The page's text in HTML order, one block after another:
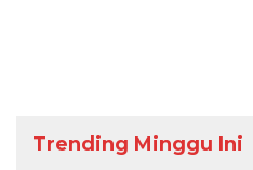
Trending Minggu Ini